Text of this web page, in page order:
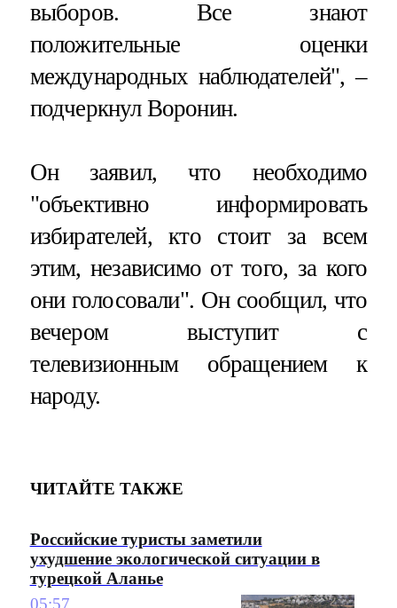
выборов. Все знают
положительные оценки
международных наблюдателей", –
подчеркнул Воронин.
Он заявил, что необходимо
"объективно информировать
избирателей, кто стоит за всем
этим, независимо от того, за кого
они голосовали". Он сообщил, что
вечером выступит с
телевизионным обращением к
народу.
ЧИТАЙТЕ ТАКЖЕ
Российские туристы заметили
ухудшение экологической ситуации в
турецкой Аланье
05:57